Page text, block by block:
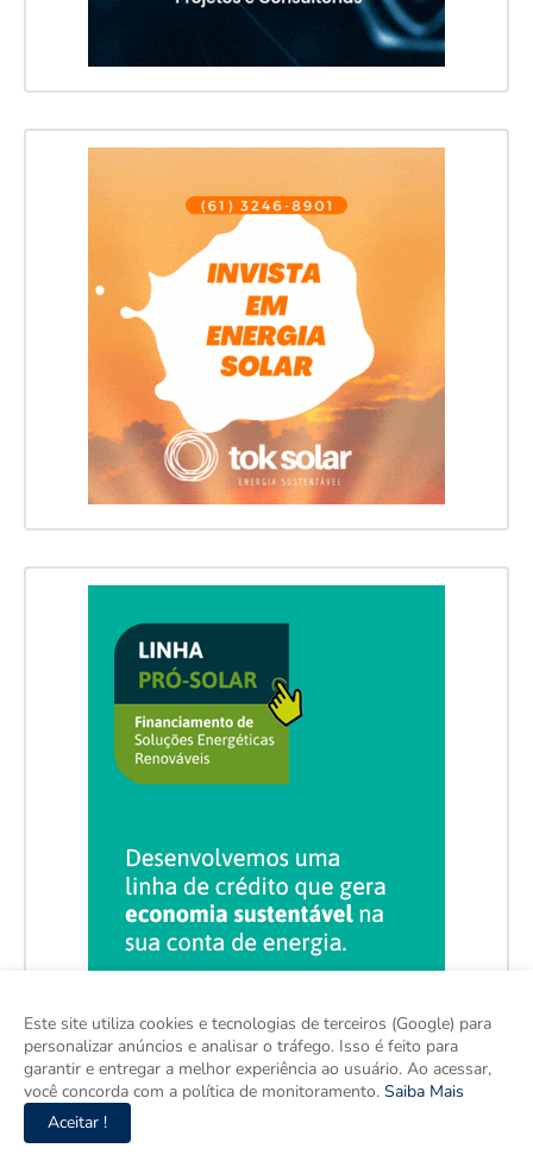
Este site utiliza cookies e tecnologias de terceiros (Google) para
personalizar anúncios e analisar o tráfego. Isso é feito para
garantir e entregar a melhor experiência ao usuário. Ao acessar,
você concorda com a política de monitoramento. Saiba Mais
Aceitar !